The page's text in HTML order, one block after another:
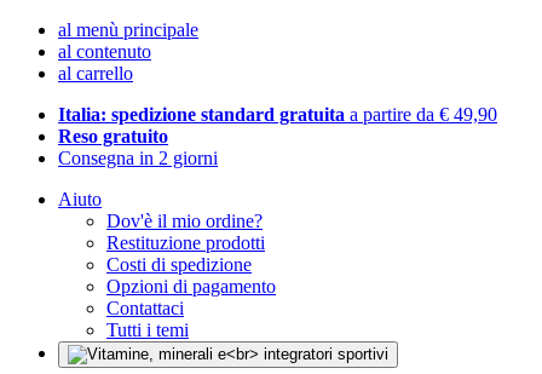
al menù principale
al contenuto
al carrello
Italia: spedizione standard gratuita a partire da € 49,90
Reso gratuito
Consegna in 2 giorni
Aiuto
Dov'è il mio ordine?
Restituzione prodotti
Costi di spedizione
Opzioni di pagamento
Contattaci
Tutti i temi